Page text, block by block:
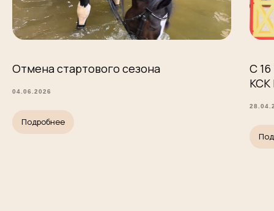
Отмена стартового сезона
04.06.2026
Подробнее
С
КСК